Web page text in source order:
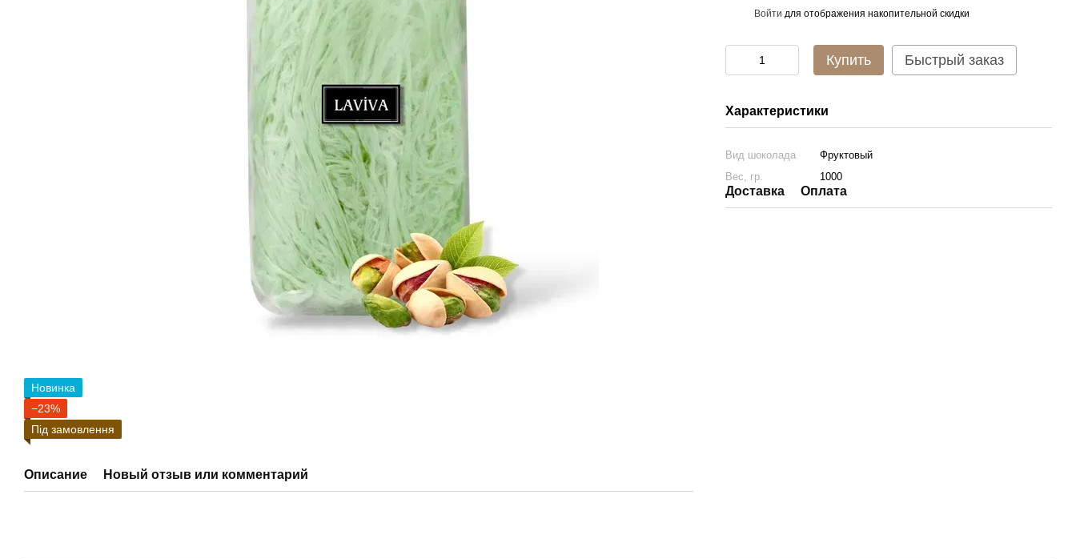
Новинка
−23%
Під замовлення
Описание Новый отзыв или комментарий
Войти для отображения накопительной скидки
Купить Быстрый заказ
Характеристики
Вид шоколада
Фруктовый
Вес, гр.
1000
Доставка Оплата